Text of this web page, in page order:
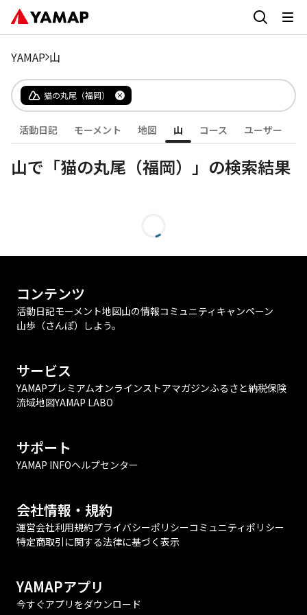
YAMAP 山
猫の丸尾（福岡）
活動日記 モーメント 地図 山 コース ユーザー
山で「猫の丸尾（福岡）」の検索結果
コンテンツ
活動日記モーメント地図山の情報コミュニティ キャンペーン
山歩（さんぽ）しよう。
サービス
YAMAPプレミアムオンラインストアマガジンふるさと納税保険
流域地図YAMAP LABO
サポート
YAMAP INFOヘルプセンター
会社情報・規約
運営会社利用規約プライバシーポリシーコミュニティポリシー
特定商取引に関する法律に基づく表示
YAMAPアプリ
今すぐアプリをダウンロード